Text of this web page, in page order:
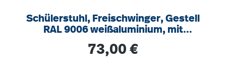
Schülerstuhl, Freischwinger, Gestell
RAL 9006 weißaluminium, mit
Regulärer Preis:
73,00 €